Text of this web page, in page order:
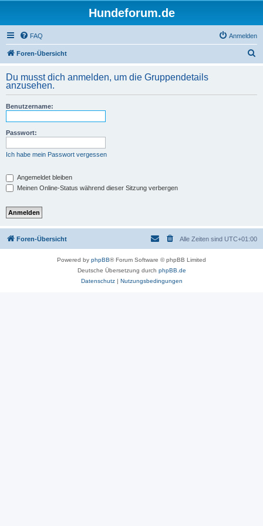
Hundeforum.de
FAQ Anmelden
Foren-Übersicht
h
Du musst dich anmelden, um die Gruppendetails
anzusehen.
Benutzername:
Passwort:
Ich habe mein Passwort vergessen
Angemeldet bleiben
Meinen Online-Status während dieser Sitzung verbergen
Foren-Übersicht Alle Zeiten sind UTC+01:00
Powered by phpBB® Forum Software © phpBB Limited
Deutsche Übersetzung durch phpBB.de
Datenschutz| Nutzungsbedingungen